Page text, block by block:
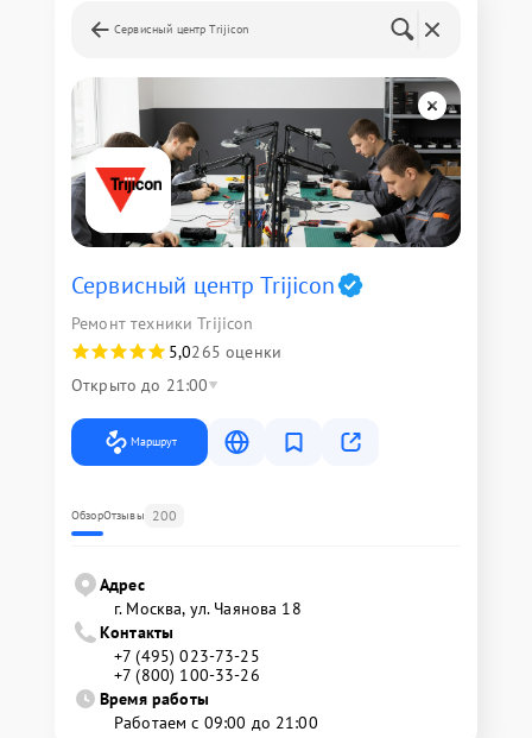
Сервисный центр Trijicon
Сервисный центр Trijicon
Ремонт техники Trijicon
5,0265 оценки
Открыто до 21:00
Маршрут
ОбзорОтзывы 200
Адрес
г. Москва, ул. Чаянова 18
Контакты
+7 (495) 023-73-25
+7 (800) 100-33-26
Время работы
Работаем с 09:00 до 21:00